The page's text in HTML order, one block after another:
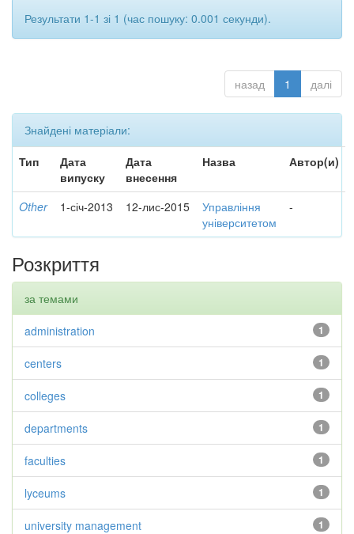
Результати 1-1 зі 1 (час пошуку: 0.001 секунди).
назад 1 далі
Знайдені матеріали:
Тип
Дата
випуску
Дата
внесення
Назва Автор(и)
Other 1-січ-2013 12-лис-2015
Управління
університетом
-
Розкриття
за темами
1
administration
1
centers
1
colleges
1
departments
1
faculties
1
lyceums
1
university management